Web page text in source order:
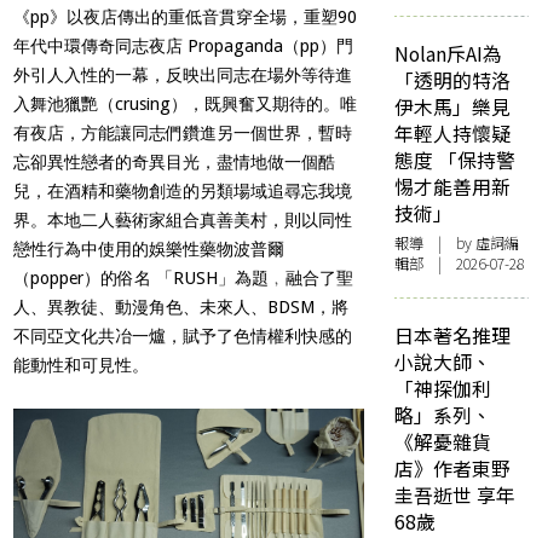
《pp》以夜店傳出的重低音貫穿全場，重塑90
年代中環傳奇同志夜店 Propaganda（pp）門
外引人入性的一幕，反映出同志在場外等待進
入舞池獵艷（crusing），既興奮又期待的。唯
有夜店，方能讓同志們鑽進另一個世界，暫時
忘卻異性戀者的奇異目光，盡情地做一個酷
兒，在酒精和藥物創造的另類場域追尋忘我境
界。本地二人藝術家組合真善美村，則以同性
戀性行為中使用的娛樂性藥物波普爾
（popper）的俗名 「RUSH」為題﹐融合了聖
人、異教徒、動漫角色、未來人、BDSM，將
不同亞文化共冶一爐，賦予了色情權利快感的
能動性和可見性。
Nolan斥AI為
「透明的特洛
伊木馬」樂見
年輕人持懷疑
態度 「保持警
惕才能善用新
技術」
報導 | by 虛詞編
輯部 | 2026-07-28
日本著名推理
小說大師、
「神探伽利
略」系列、
《解憂雜貨
店》作者東野
圭吾逝世 享年
68歲